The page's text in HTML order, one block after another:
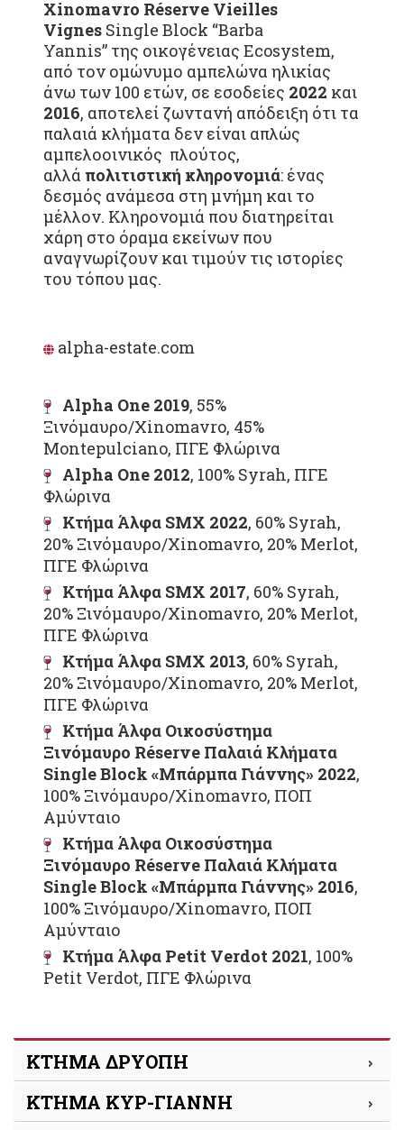
Xinomavro Réserve Vieilles
Vignes Single Block “Barba
Yannis” της οικογένειας Ecosystem,
από τον ομώνυμο αμπελώνα ηλικίας
άνω των 100 ετών, σε εσοδείες 2022 και
2016, αποτελεί ζωντανή απόδειξη ότι τα
παλαιά κλήματα δεν είναι απλώς
αμπελοοινικός πλούτος,
αλλά πολιτιστική κληρονομιά: ένας
δεσμός ανάμεσα στη μνήμη και το
μέλλον. Κληρονομιά που διατηρείται
χάρη στο όραμα εκείνων που
αναγνωρίζουν και τιμούν τις ιστορίες
του τόπου μας.
alpha-estate.com
Alpha One 2019, 55%
Ξινόμαυρο/Xinomavro, 45%
Montepulciano, ΠΓΕ Φλώρινα
Alpha One 2012, 100% Syrah, ΠΓΕ
Φλώρινα
Κτήμα Άλφα SMX 2022, 60% Syrah,
20% Ξινόμαυρο/Xinomavro, 20% Merlot,
ΠΓΕ Φλώρινα
Κτήμα Άλφα SMX 2017, 60% Syrah,
20% Ξινόμαυρο/Xinomavro, 20% Merlot,
ΠΓΕ Φλώρινα
Κτήμα Άλφα SMX 2013, 60% Syrah,
20% Ξινόμαυρο/Xinomavro, 20% Merlot,
ΠΓΕ Φλώρινα
Κτήμα Άλφα Οικοσύστημα
Ξινόμαυρο Réserve Παλαιά Κλήματα
Single Block «Μπάρμπα Γιάννης» 2022,
100% Ξινόμαυρο/Xinomavro, ΠΟΠ
Αμύνταιο
Κτήμα Άλφα Οικοσύστημα
Ξινόμαυρο Réserve Παλαιά Κλήματα
Single Block «Μπάρμπα Γιάννης» 2016,
100% Ξινόμαυρο/Xinomavro, ΠΟΠ
Αμύνταιο
Κτήμα Άλφα Petit Verdot 2021, 100%
Petit Verdot, ΠΓΕ Φλώρινα
ΚΤΗΜΑ ΔΡΥΟΠΗ
ΚΤΗΜΑ KΥΡ-ΓΙΑΝΝΗ